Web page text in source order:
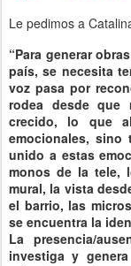
Le pedimos a
“Para generar
país, se necesita
voz pasa por
rodea desde que
crecido, lo que
emocionales,
unido a estas
monos de la tele,
mural, la vista
el barrio, las
se encuentra la
La presencia/
investiga y